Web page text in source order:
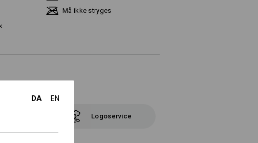
Må ikke stryges
Logoservice
DA EN